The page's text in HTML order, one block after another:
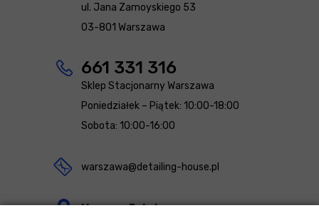
ul. Jana Zamoyskiego 53
03-801 Warszawa
661 331 316
Sklep Stacjonarny Warszawa
Poniedziałek – Piątek: 10:00-18:00
Sobota: 10:00-16:00
warszawa@detailing-house.pl